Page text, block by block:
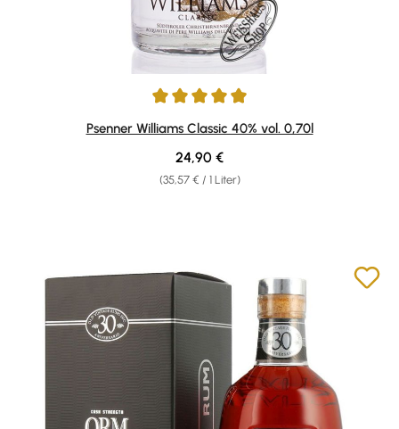
Durchschnittliche Bewertung von 4.91 von 5 Sternen
Psenner Williams Classic 40% vol. 0,70l
(35,57 € / 1 Liter)
Regulärer Preis:
24,90 €